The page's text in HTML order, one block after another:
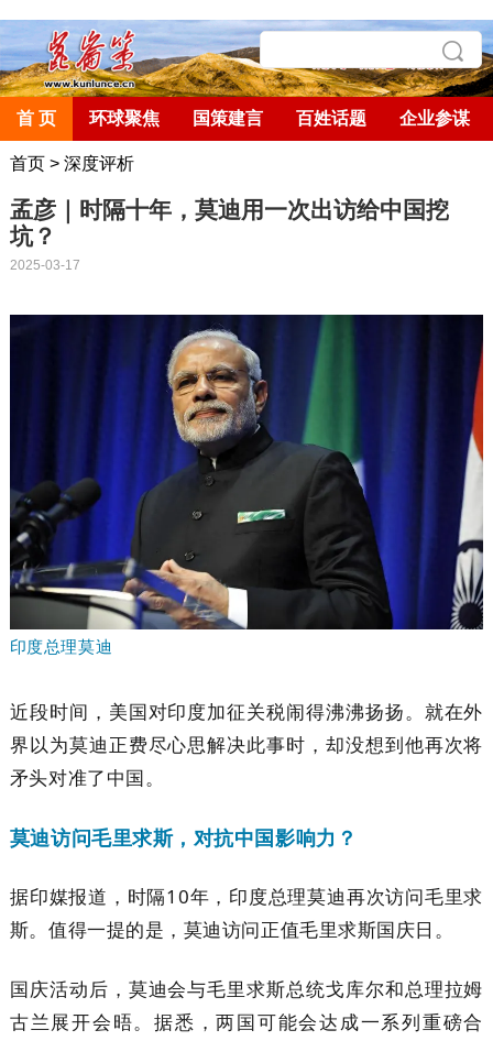
首 页 环球聚焦 国策建言 百姓话题 企业参谋
首页> 深度评析
孟彦｜时隔十年，莫迪用一次出访给中国挖
坑？
2025-03-17
印度总理莫迪
近段时间，美国对印度加征关税闹得沸沸扬扬。就在外
界以为莫迪正费尽心思解决此事时，却没想到他再次将
矛头对准了中国。
莫迪访问毛里求斯，对抗中国影响力？
据印媒报道，时隔10年，印度总理莫迪再次访问毛里求
斯。值得一提的是，莫迪访问正值毛里求斯国庆日。
国庆活动后，莫迪会与毛里求斯总统戈库尔和总理拉姆
古兰展开会晤。据悉，两国可能会达成一系列重磅合